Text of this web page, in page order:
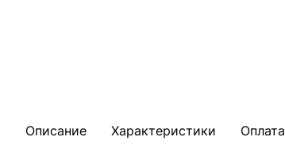
Описание Характеристики Оплата